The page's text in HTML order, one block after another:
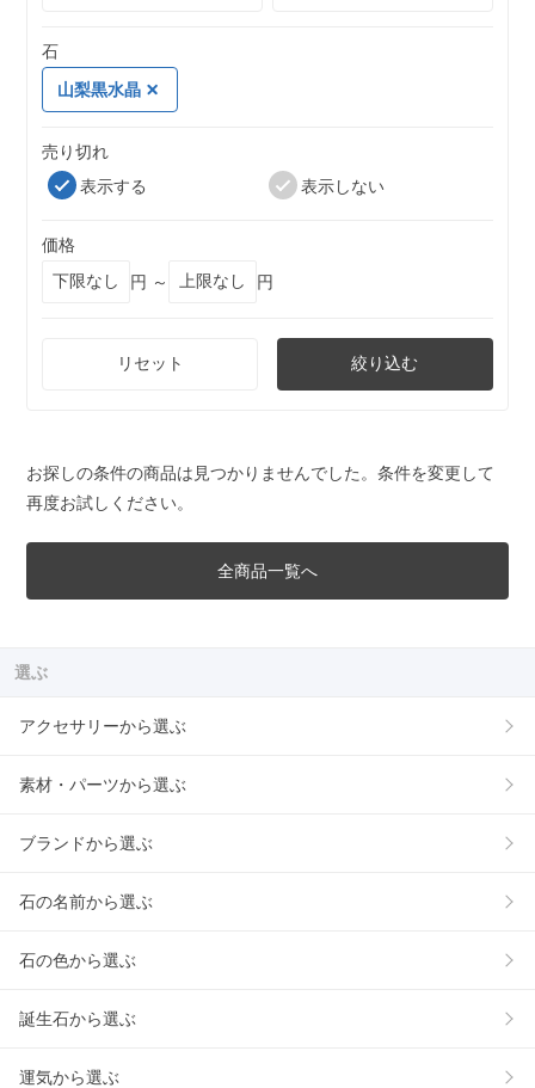
石
山梨黒水晶
売り切れ
表示する
表示しない
価格
円 ～
円
リセット 絞り込む
お探しの条件の商品は見つかりませんでした。条件を変更して
再度お試しください。
全商品一覧へ
選ぶ
アクセサリーから選ぶ
素材・パーツから選ぶ
ブランドから選ぶ
石の名前から選ぶ
石の色から選ぶ
誕生石から選ぶ
運気から選ぶ